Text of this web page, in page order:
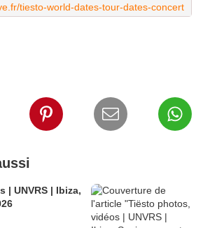
tiesto-world-dates-tour-dates-concert
| UNVRS | Ibiza,